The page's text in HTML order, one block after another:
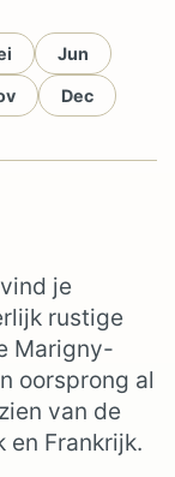
Jun
Dec
je
rustige
Marigny-
oorsprong al
van de
en Frankrijk.